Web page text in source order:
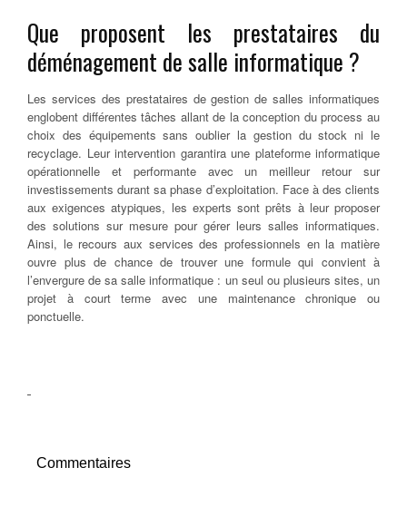
Que proposent les prestataires du
déménagement de salle informatique ?
Les services des prestataires de gestion de salles informatiques
englobent différentes tâches allant de la conception du process au
choix des équipements sans oublier la gestion du stock ni le
recyclage. Leur intervention garantira une plateforme informatique
opérationnelle et performante avec un meilleur retour sur
investissements durant sa phase d’exploitation. Face à des clients
aux exigences atypiques, les experts sont prêts à leur proposer
des solutions sur mesure pour gérer leurs salles informatiques.
Ainsi, le recours aux services des professionnels en la matière
ouvre plus de chance de trouver une formule qui convient à
l’envergure de sa salle informatique : un seul ou plusieurs sites, un
projet à court terme avec une maintenance chronique ou
ponctuelle.
Commentaires